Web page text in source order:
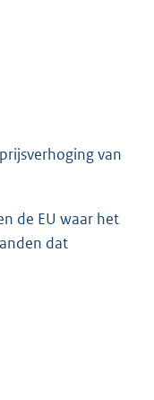
van
de EU waar het
dat